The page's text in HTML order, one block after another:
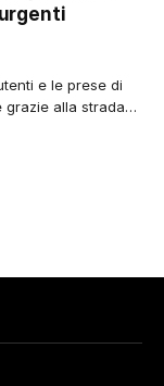
e le prese di
grazie alla strada…